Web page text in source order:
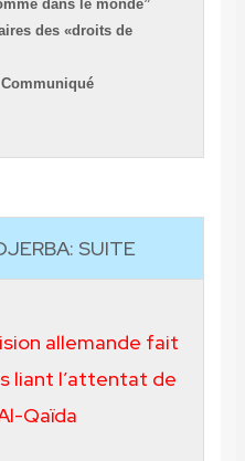
dans le monde”
des «droits de
SUITE
allemande fait
liant l’attentat de
Qaïda